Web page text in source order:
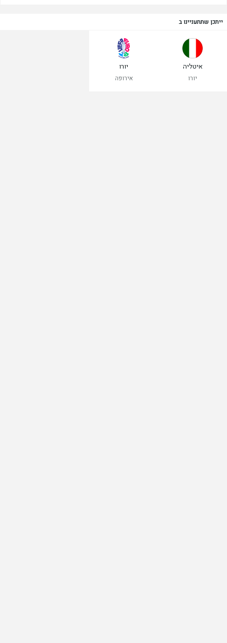
ייתכן שתתעניינו ב
איטליה
יורו
יורו
אירופה